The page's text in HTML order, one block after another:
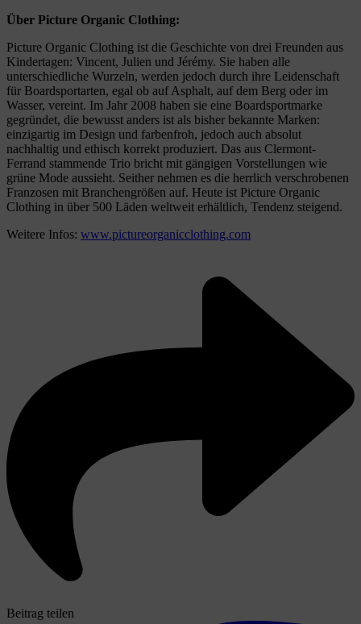
Über Picture Organic Clothing:
Picture Organic Clothing ist die Geschichte von drei Freunden aus
Kindertagen: Vincent, Julien und Jérémy. Sie haben alle
unterschiedliche Wurzeln, werden jedoch durch ihre Leidenschaft
für Boardsportarten, egal ob auf Asphalt, auf dem Berg oder im
Wasser, vereint. Im Jahr 2008 haben sie eine Boardsportmarke
gegründet, die bewusst anders ist als bisher bekannte Marken:
einzigartig im Design und farbenfroh, jedoch auch absolut
nachhaltig und ethisch korrekt produziert. Das aus Clermont-
Ferrand stammende Trio bricht mit gängigen Vorstellungen wie
grüne Mode aussieht. Seither nehmen es die herrlich verschrobenen
Franzosen mit Branchengrößen auf. Heute ist Picture Organic
Clothing in über 500 Läden weltweit erhältlich, Tendenz steigend.
Weitere Infos: www.pictureorganicclothing.com
Beitrag teilen